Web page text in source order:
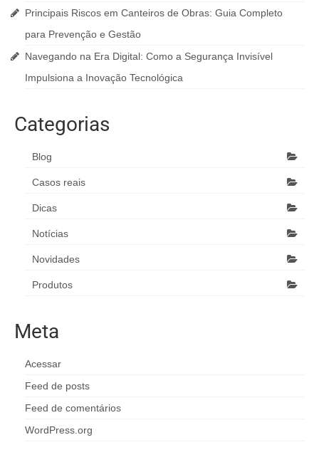
Principais Riscos em Canteiros de Obras: Guia Completo
para Prevenção e Gestão
Navegando na Era Digital: Como a Segurança Invisível
Impulsiona a Inovação Tecnológica
Categorias
Blog
Casos reais
Dicas
Notícias
Novidades
Produtos
Meta
Acessar
Feed de posts
Feed de comentários
WordPress.org